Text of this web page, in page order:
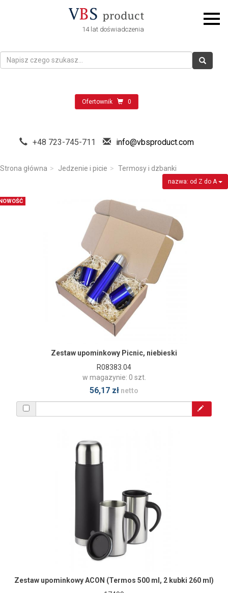
14 lat doświadczenia
Ofertownik 0
+48 723-745-711 info@vbsproduct.com
Strona główna Jedzenie i picie Termosy i dzbanki
nazwa: od Z do A
Zestaw upominkowy Picnic, niebieski
R08383.04
w magazynie: 0 szt.
56,17 zł netto
Zestaw upominkowy ACON (Termos 500 ml, 2 kubki 260 ml)